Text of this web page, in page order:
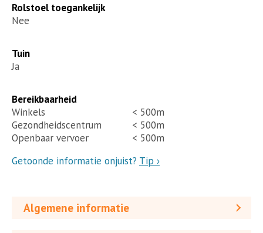
Rolstoel toegankelijk
Nee
Tuin
Ja
Bereikbaarheid
Winkels
< 500m
Gezondheidscentrum
< 500m
Openbaar vervoer
< 500m
Getoonde informatie onjuist? Tip ›
Algemene informatie